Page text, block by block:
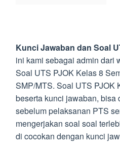
Kunci Jawaban dan Soal
ini kami sebagai admin dari
Soal UTS PJOK Kelas 8
SMP/MTS. Soal UTS PJOK
beserta kunci jawaban, bisa
sebelum pelaksanan PTS
mengerjakan soal soal
di cocokan dengan kunci